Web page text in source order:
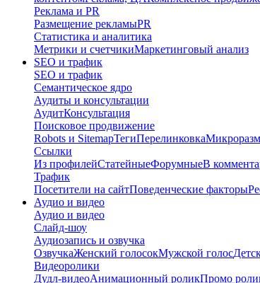
Реклама и PR
Размещение рекламыPR
Статистика и аналитика
Метрики и счетчикиМаркетинговый анализ
SEO и трафик
SEO и трафик
Семантическое ядро
Аудиты и консультации
АудитКонсультация
Поисковое продвижение
Robots и SitemapТегиПерелинковка
Ссылки
Из профилейСтатейныеФорумныеВ
Трафик
Посетители на сайтПоведенческие факторы
Аудио и видео
Аудио и видео
Слайд-шоу
Аудиозапись и озвучка
ОзвучкаЖенский голосокМужской голос
Видеоролики
Дудл-видеоАнимационный роликПромо